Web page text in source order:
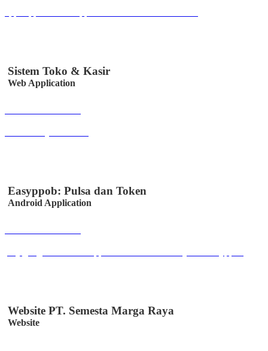
Sistem Toko & Kasir
Web Application
Easyppob: Pulsa dan Token
Android Application
Website PT. Semesta Marga Raya
Website